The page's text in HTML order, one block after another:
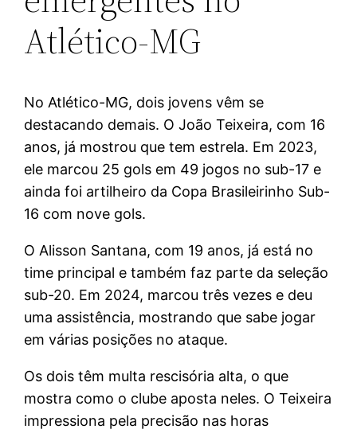
Atlético-MG
No Atlético-MG, dois jovens vêm se
destacando demais. O João Teixeira, com 16
anos, já mostrou que tem estrela. Em 2023,
ele marcou 25 gols em 49 jogos no sub-17 e
ainda foi artilheiro da Copa Brasileirinho Sub-
16 com nove gols.
O Alisson Santana, com 19 anos, já está no
time principal e também faz parte da seleção
sub-20. Em 2024, marcou três vezes e deu
uma assistência, mostrando que sabe jogar
em várias posições no ataque.
Os dois têm multa rescisória alta, o que
mostra como o clube aposta neles. O Teixeira
impressiona pela precisão nas horas